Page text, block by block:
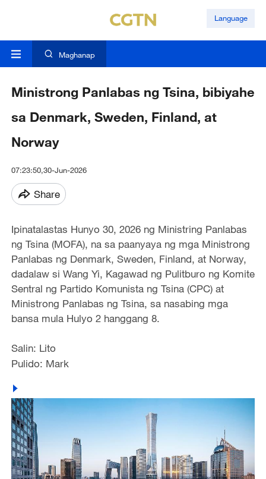
Language
Maghanap
Ministrong Panlabas ng Tsina, bibiyahe
sa Denmark, Sweden, Finland, at
Norway
07:23:50,30-Jun-2026
Share
Ipinatalastas Hunyo 30, 2026 ng Ministring Panlabas
ng Tsina (MOFA), na sa paanyaya ng mga Ministrong
Panlabas ng Denmark, Sweden, Finland, at Norway,
dadalaw si Wang Yi, Kagawad ng Pulitburo ng Komite
Sentral ng Partido Komunista ng Tsina (CPC) at
Ministrong Panlabas ng Tsina, sa nasabing mga
bansa mula Hulyo 2 hanggang 8.
Salin: Lito
Pulido: Mark